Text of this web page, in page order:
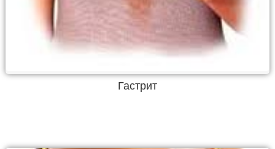
Гастрит